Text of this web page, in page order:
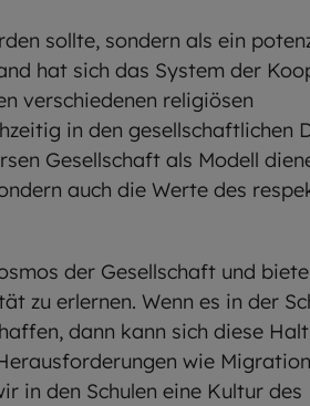
sollte, sondern als ein
hat sich das System der
verschiedenen religiösen
in den gesellschaftlichen
Gesellschaft als Modell
auch die Werte des
der Gesellschaft und
zu erlernen. Wenn es in der
dann kann sich diese
wie
in den Schulen eine Kultur des